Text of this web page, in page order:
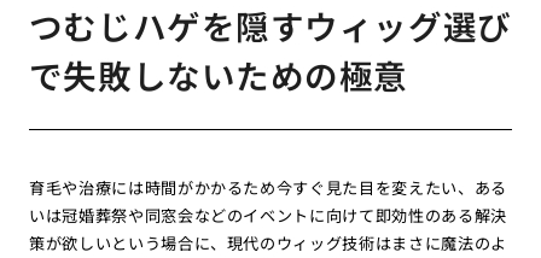
つむじハゲを隠すウィッグ選び
で失敗しないための極意
育毛や治療には時間がかかるため今すぐ見た目を変えたい、ある
いは冠婚葬祭や同窓会などのイベントに向けて即効性のある解決
策が欲しいという場合に、現代のウィッグ技術はまさに魔法のよ